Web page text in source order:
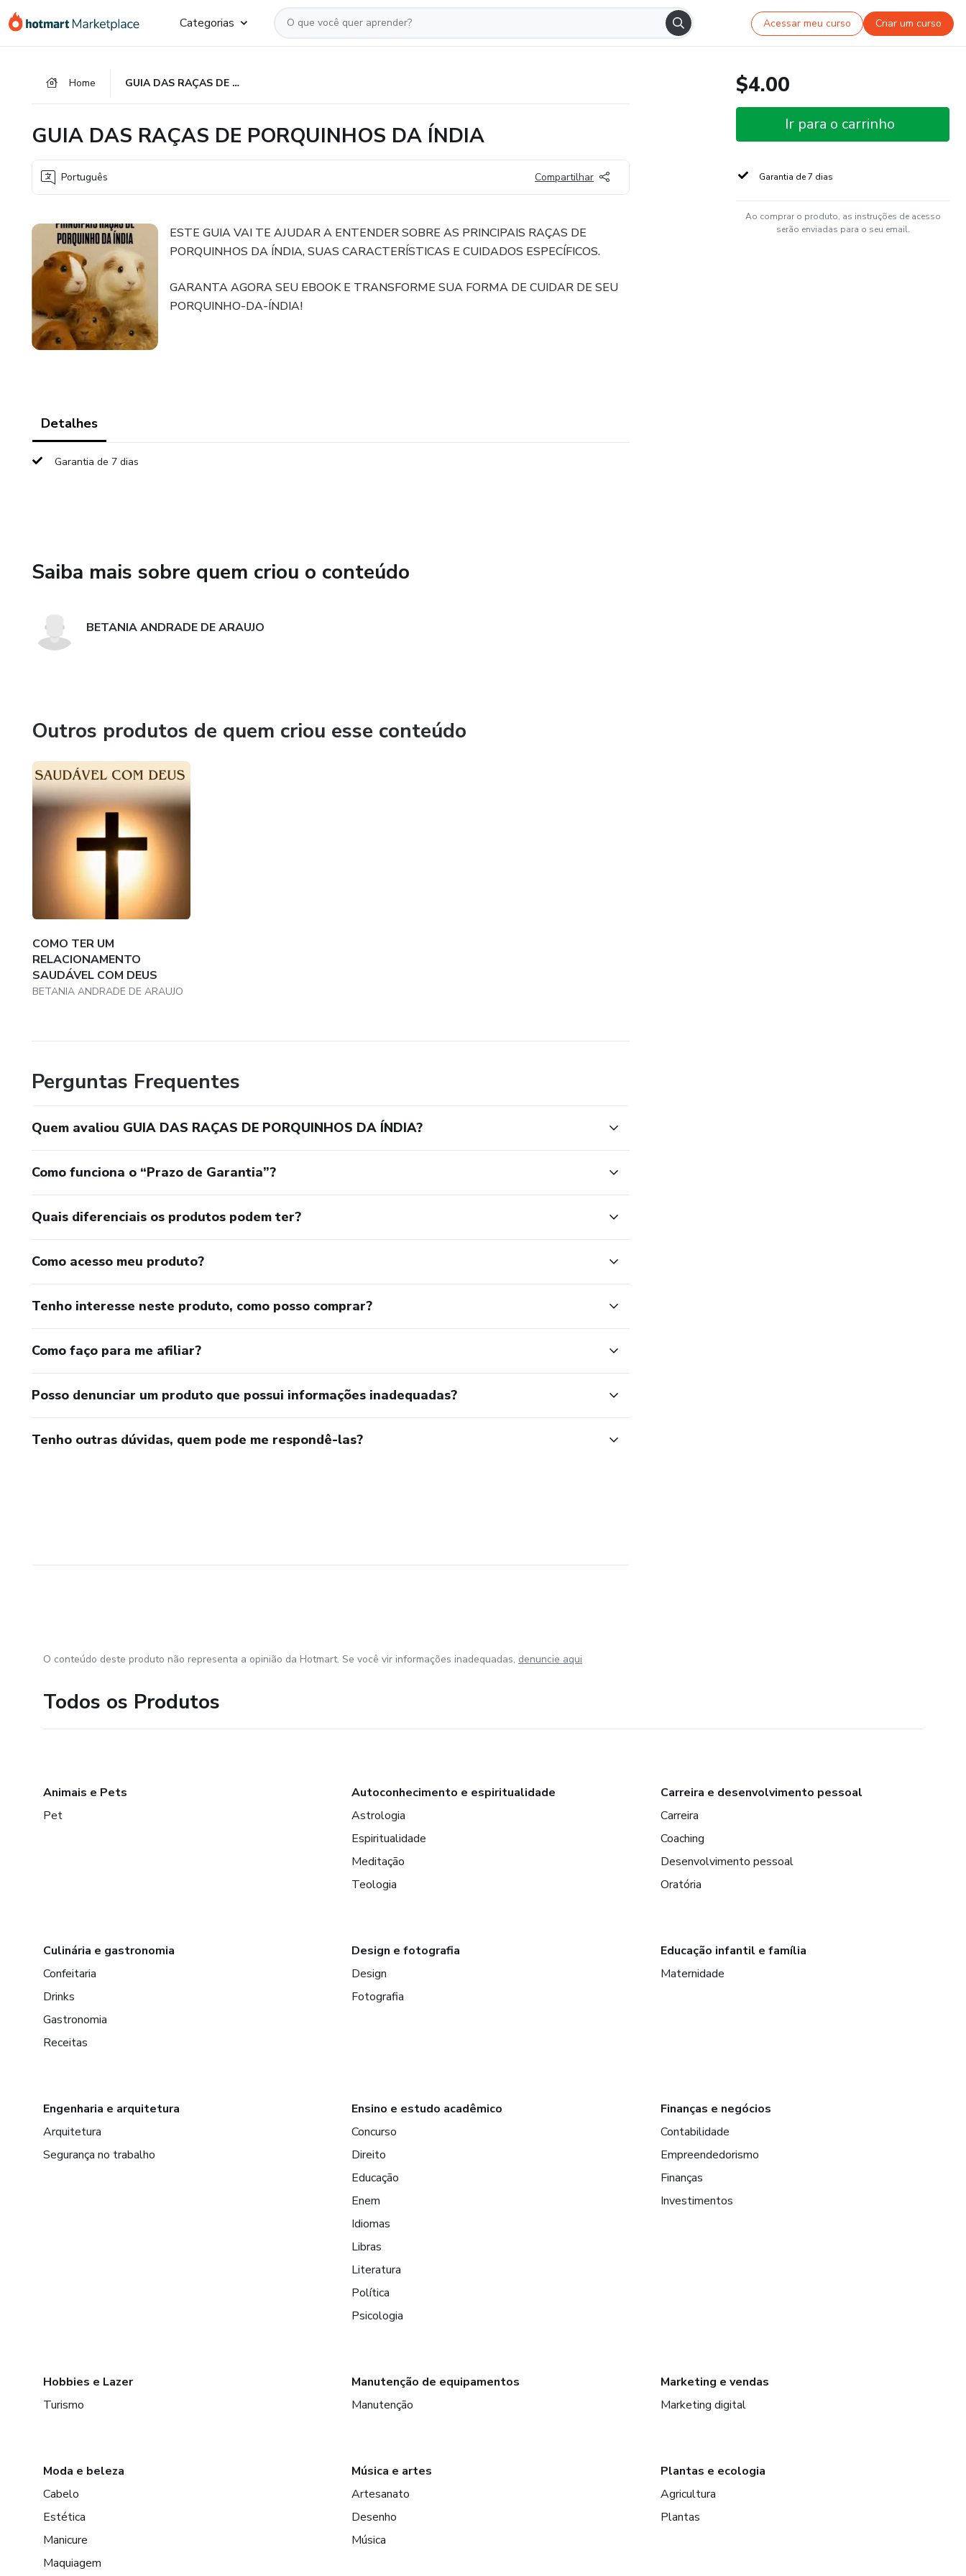
para
para
para
Categorias Acessar meu curso Criar um curso
Home GUIA DAS RAÇAS DE PORQUINHOS DA ÍNDIA
GUIA DAS RAÇAS DE PORQUINHOS DA ÍNDIA
Português Compartilhar
ESTE GUIA VAI TE AJUDAR A ENTENDER SOBRE AS PRINCIPAIS RAÇAS DE
PORQUINHOS DA ÍNDIA, SUAS CARACTERÍSTICAS E CUIDADOS ESPECÍFICOS.
GARANTA AGORA SEU EBOOK E TRANSFORME SUA FORMA DE CUIDAR DE SEU
PORQUINHO-DA-ÍNDIA!
Detalhes
Garantia de 7 dias
Saiba mais sobre quem criou o conteúdo
BETANIA ANDRADE DE ARAUJO
Outros produtos de quem criou esse conteúdo
COMO TER UM
RELACIONAMENTO
SAUDÁVEL COM DEUS
BETANIA ANDRADE DE ARAUJO
Perguntas Frequentes
Quem avaliou GUIA DAS RAÇAS DE PORQUINHOS DA ÍNDIA?
Como funciona o “Prazo de Garantia”?
Quais diferenciais os produtos podem ter?
Como acesso meu produto?
Tenho interesse neste produto, como posso comprar?
Como faço para me afiliar?
Posso denunciar um produto que possui informações inadequadas?
Tenho outras dúvidas, quem pode me respondê-las?
$4.00
Ir para o carrinho
Garantia de 7 dias
Ao comprar o produto, as instruções de acesso
serão enviadas para o seu email.
O conteúdo deste produto não representa a opinião da Hotmart. Se você vir informações inadequadas, denuncie aqui
Todos os Produtos
Animais e Pets
Pet
Autoconhecimento e espiritualidade
Astrologia
Espiritualidade
Meditação
Teologia
Carreira e desenvolvimento pessoal
Carreira
Coaching
Desenvolvimento pessoal
Oratória
Culinária e gastronomia
Confeitaria
Drinks
Gastronomia
Receitas
Design e fotografia
Design
Fotografia
Educação infantil e família
Maternidade
Engenharia e arquitetura
Arquitetura
Segurança no trabalho
Ensino e estudo acadêmico
Concurso
Direito
Educação
Enem
Idiomas
Libras
Literatura
Política
Psicologia
Finanças e negócios
Contabilidade
Empreendedorismo
Finanças
Investimentos
Hobbies e Lazer
Turismo
Manutenção de equipamentos
Manutenção
Marketing e vendas
Marketing digital
Moda e beleza
Cabelo
Estética
Manicure
Maquiagem
Música e artes
Artesanato
Desenho
Música
Plantas e ecologia
Agricultura
Plantas